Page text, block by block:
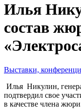
Илья
состав
Выставки,
Илья Никулин,
подтвердил свое
в качестве члена